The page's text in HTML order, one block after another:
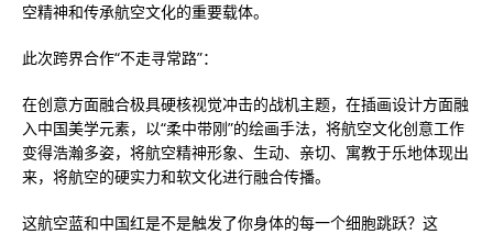
空精神和传承航空文化的重要载体。
此次跨界合作“不走寻常路”：
在创意方面融合极具硬核视觉冲击的战机主题，在插画设计方面融
入中国美学元素，以“柔中带刚”的绘画手法，将航空文化创意工作
变得浩瀚多姿，将航空精神形象、生动、亲切、寓教于乐地体现出
来，将航空的硬实力和软文化进行融合传播。
这航空蓝和中国红是不是触发了你身体的每一个细胞跳跃？这